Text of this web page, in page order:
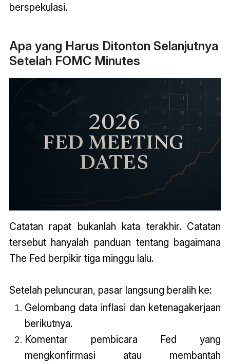
berspekulasi.
Apa yang Harus Ditonton Selanjutnya
Setelah FOMC Minutes
Catatan rapat bukanlah kata terakhir. Catatan
tersebut hanyalah panduan tentang bagaimana
The Fed berpikir tiga minggu lalu.
Setelah peluncuran, pasar langsung beralih ke:
Gelombang data inflasi dan ketenagakerjaan
berikutnya.
Komentar pembicara Fed yang
mengkonfirmasi atau membantah